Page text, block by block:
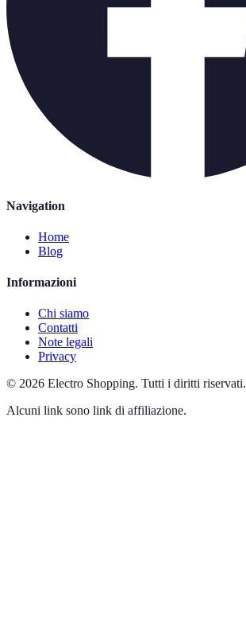
Navigation
Home
Blog
Informazioni
Chi siamo
Contatti
Note legali
Privacy
© 2026 Electro Shopping. Tutti i diritti riservati.
Alcuni link sono link di affiliazione.